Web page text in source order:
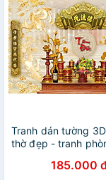
Tranh dán tường
thờ đẹp - tranh
185.000